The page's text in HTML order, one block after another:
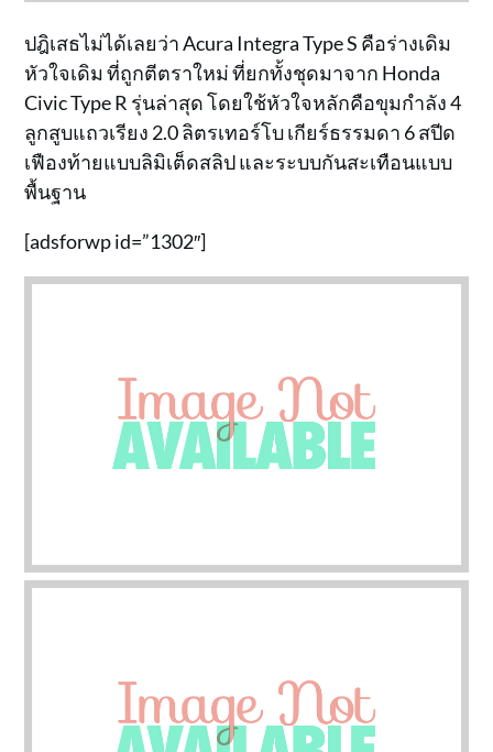
ปฎิเสธไม่ได้เลยว่า Acura Integra Type S คือร่างเดิม
หัวใจเดิม ที่ถูกตีตราใหม่ ที่ยกทั้งชุดมาจาก Honda
Civic Type R รุ่นล่าสุด โดยใช้หัวใจหลักคือขุมกำลัง 4
ลูกสูบแถวเรียง 2.0 ลิตรเทอร์โบ เกียร์ธรรมดา 6 สปีด
เฟืองท้ายแบบลิมิเต็ดสลิป และระบบกันสะเทือนแบบ
พื้นฐาน
[adsforwp id=”1302″]